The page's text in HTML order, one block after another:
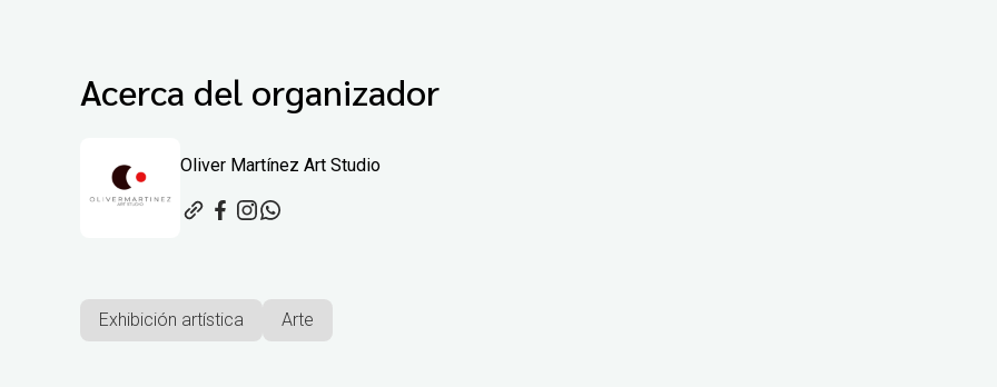
Acerca del organizador
Oliver Martínez Art Studio
Exhibición artística Arte